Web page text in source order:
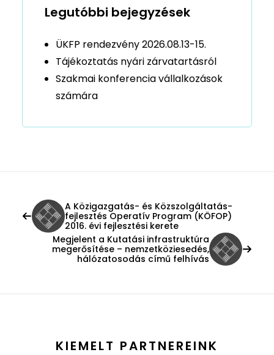
Legutóbbi bejegyzések
ÜKFP rendezvény 2026.08.13-15.
Tájékoztatás nyári zárvatartásról
Szakmai konferencia vállalkozások
számára
A Közigazgatás- és Közszolgáltatás-
fejlesztés Operatív Program (KÖFOP)
2016. évi fejlesztési kerete
Megjelent a Kutatási infrastruktúra
megerősítése – nemzetköziesedés,
hálózatosodás című felhívás
KIEMELT PARTNEREINK